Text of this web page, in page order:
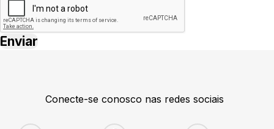
Conecte-se conosco nas redes sociais